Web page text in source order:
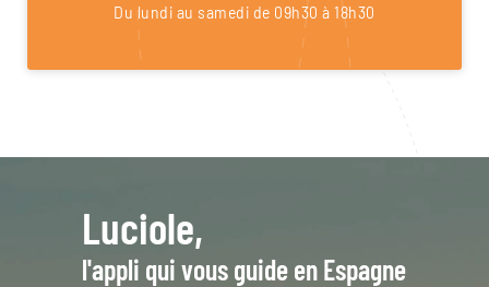
Du lundi au samedi de 09h30 à 18h30
Luciole,
l'appli qui vous guide en Espagne